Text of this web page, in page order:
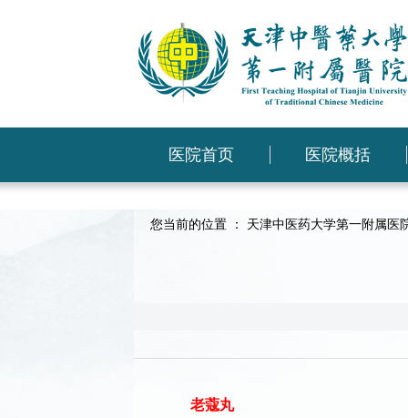
医院首页 医院概括
您当前的位置 ： 天津中医药大学第一附属医
老蔻丸